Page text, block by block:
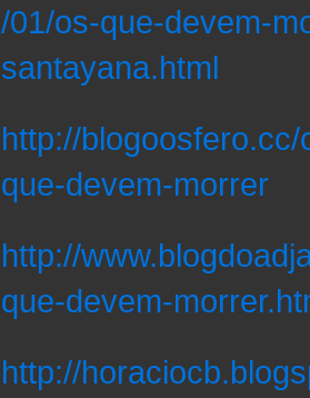
/01/os-que-devem-
santayana.html
http://
que-devem-morrer
http://
que-devem-
http://